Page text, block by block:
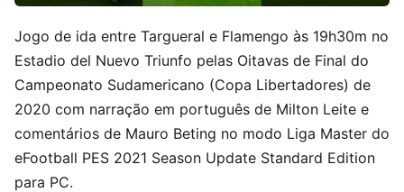
Jogo de ida entre Targueral e Flamengo às 19h30m no
Estadio del Nuevo Triunfo pelas Oitavas de Final do
Campeonato Sudamericano (Copa Libertadores) de
2020 com narração em português de Milton Leite e
comentários de Mauro Beting no modo Liga Master do
eFootball PES 2021 Season Update Standard Edition
para PC.